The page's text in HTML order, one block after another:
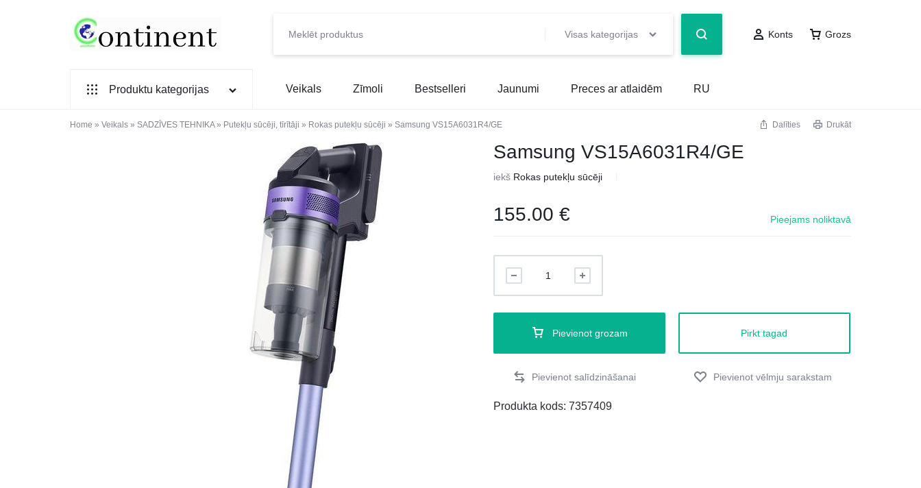
PREČU
INTERNETVEIKALS
Visas kategorijas Konts Grozs
Produktu kategorijas
SADZĪVES TEHNIKA
Veikals Zīmoli Bestselleri Jaunumi Preces ar atlaidēm RU
Home » Veikals » SADZĪVES TEHNIKA» Putekļu sūcēji, tīrītāji » Rokas putekļu sūcēji » Samsung VS15A6031R4/GE Dalīties Drukāt
Samsung VS15A6031R4/GE
iekš Rokas putekļu sūcēji
155.00€ Pieejams noliktavā
Pievienot grozam Pirkt tagad
Produkta kods:7357409